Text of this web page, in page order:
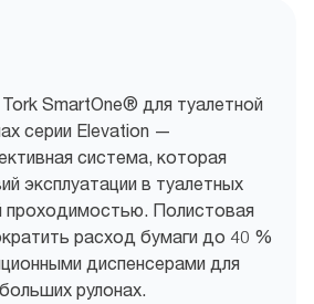
SmartOne® для туалетной
серии Elevation —
система, которая
эксплуатации в туалетных
проходимостью. Полистовая
расход бумаги до 40 %
диспенсерами для
рулонах.